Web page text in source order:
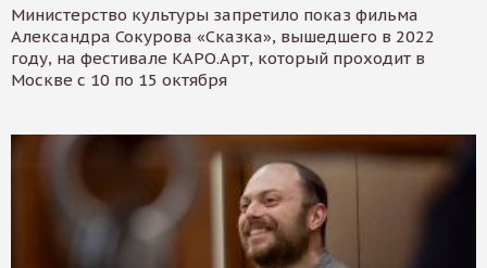
Министерство культуры запретило показ фильма
Александра Сокурова «Сказка», вышедшего в 2022
году, на фестивале КАРО.Арт, который проходит в
Москве с 10 по 15 октября